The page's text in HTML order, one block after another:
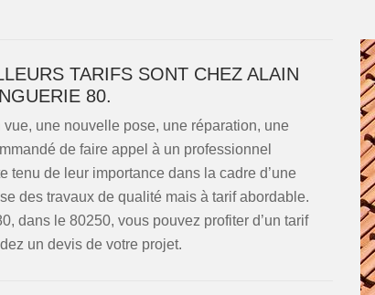
TARIFS SONT CHEZ ALAIN
80.
une nouvelle pose, une réparation, une
de faire appel à un professionnel
tenu de leur importance dans la cadre d’une
des travaux de qualité mais à tarif abordable.
dans le 80250, vous pouvez profiter d’un tarif
un devis de votre projet.